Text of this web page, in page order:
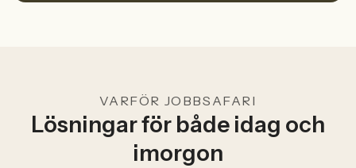
VARFÖR JOBBSAFARI
Lösningar för både idag och
imorgon